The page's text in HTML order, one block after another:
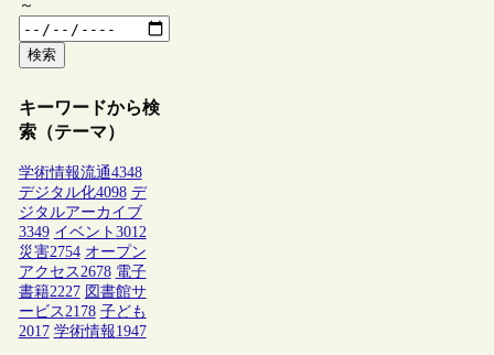
～
検索
キーワードから検
索（テーマ）
学術情報流通4348
デジタル化4098 デ
ジタルアーカイブ
3349 イベント 3012
災害2754 オープン
アクセス 2678 電子
書籍2227 図書館サ
ービス 2178 子ども
2017 学術情報1947